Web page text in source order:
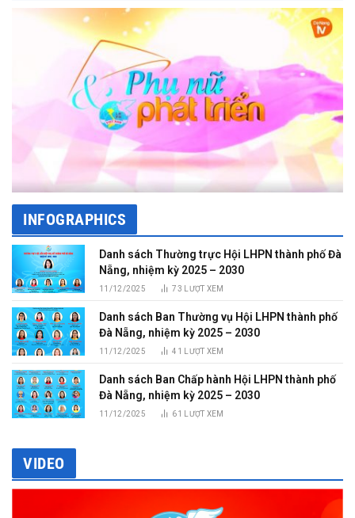
INFOGRAPHICS
Danh sách Thường trực Hội LHPN thành phố Đà
Nẵng, nhiệm kỳ 2025 – 2030
11/12/2025 73 LƯỢT XEM
Danh sách Ban Thường vụ Hội LHPN thành phố
Đà Nẵng, nhiệm kỳ 2025 – 2030
11/12/2025 41 LƯỢT XEM
Danh sách Ban Chấp hành Hội LHPN thành phố
Đà Nẵng, nhiệm kỳ 2025 – 2030
11/12/2025 61 LƯỢT XEM
VIDEO